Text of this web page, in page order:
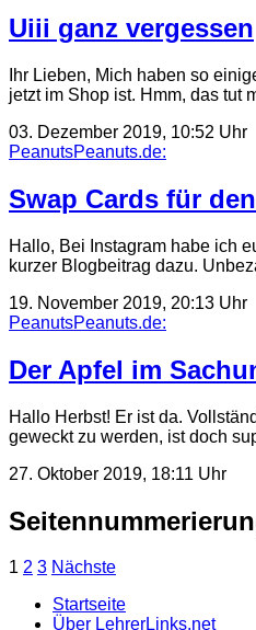
Uiii ganz vergessen
Ihr Lieben, Mich haben so
jetzt im Shop ist. Hmm, das tut
03. Dezember 2019, 10:52 Uhr
PeanutsPeanuts.de:
Swap Cards für
Hallo, Bei Instagram habe ich
kurzer Blogbeitrag dazu.
19. November 2019, 20:13 Uhr
PeanutsPeanuts.de:
Der Apfel im
Hallo Herbst! Er ist da.
geweckt zu werden, ist doch
27. Oktober 2019, 18:11 Uhr
1 2 3 Nächste
Startseite
Über LehrerLinks.net